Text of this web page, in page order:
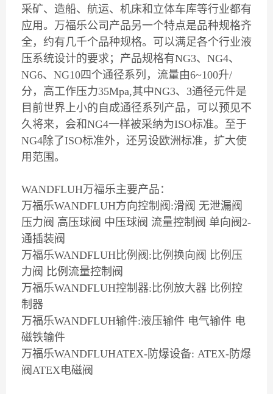
采矿、造船、航运、机床和立体车库等行业都有
应用。万福乐公司产品另一个特点是品种规格齐
全，约有几千个品种规格。可以满足各个行业液
压系统设计的要求；产品规格有NG3、NG4、
NG6、NG10四个通径系列，流量由6~100升/
分，高工作压力35Mpa,其中NG3、3通径元件是
目前世界上小的自成通径系列产品，可以预见不
久将来，会和NG4一样被采纳为ISO标准。至于
NG4除了ISO标准外，还另设欧洲标准，扩大使
用范围。
WANDFLUH万福乐主要产品：
万福乐WANDFLUH方向控制阀:滑阀 无泄漏阀
压力阀 高压球阀 中压球阀 流量控制阀 单向阀2-
通插装阀
万福乐WANDFLUH比例阀:比例换向阀 比例压
力阀 比例流量控制阀
万福乐WANDFLUH控制器:比例放大器 比例控
制器
万福乐WANDFLUH输件:液压输件 电气输件 电
磁铁输件
万福乐WANDFLUHATEX-防爆设备: ATEX-防爆
阀ATEX电磁阀